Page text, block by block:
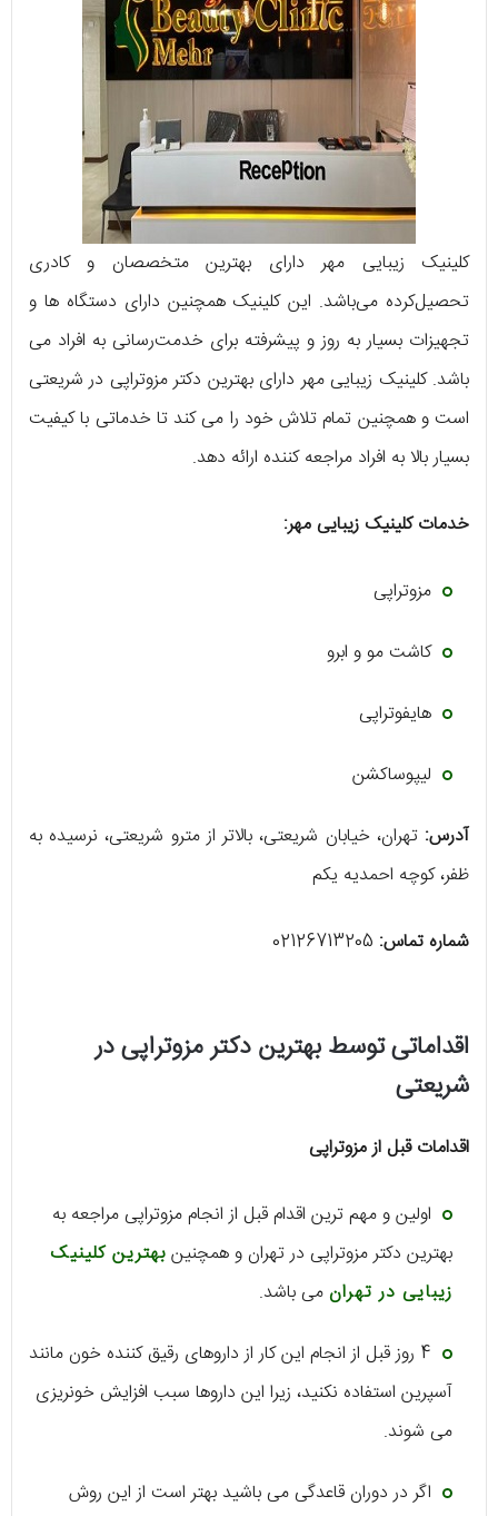
کلینیک زیبایی مهر دارای بهترین متخصصان و کادری
تحصیل‌کرده می‌باشد. این کلینیک همچنین دارای دستگاه ها و
تجهیزات بسیار به روز و پیشرفته برای خدمت‌رسانی به افراد می
باشد. کلینیک زیبایی مهر دارای بهترین دکتر مزوتراپی در شریعتی
است و همچنین تمام تلاش خود را می کند تا خدماتی با کیفیت
بسیار بالا به افراد مراجعه کننده ارائه دهد.
خدمات کلینیک زیبایی مهر:
مزوتراپی
کاشت مو و ابرو
هایفوتراپی
لیپوساکشن
آدرس: تهران، خیابان شریعتی، بالاتر از مترو شریعتی، نرسیده به
ظفر، کوچه احمدیه یکم
شماره تماس:
اقداماتی توسط بهترین دکتر مزوتراپی در
شریعتی
اقدامات قبل از مزوتراپی
اولین و مهم ترین اقدام قبل از انجام مزوتراپی مراجعه به
بهترین دکتر مزوتراپی در تهران و همچنینبهترین کلینیک
زیبایی در تهرانمی باشد.
4 روز قبل از انجام این کار از داروهای رقیق کننده خون مانند
آسپرین استفاده نکنید، زیرا این داروها سبب افزایش خونریزی
می شوند.
اگر در دوران قاعدگی می باشید بهتر است از این روش